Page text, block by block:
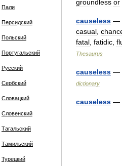
Пали
Персидский
Польский
Португальский
Русский
Сербский
Словацкий
Словенский
Тагальский
Тамильский
Турецкий
groundless or
causeless —
casual
fatal fatidic
Thesaurus
causeless —
dictionary
causeless —